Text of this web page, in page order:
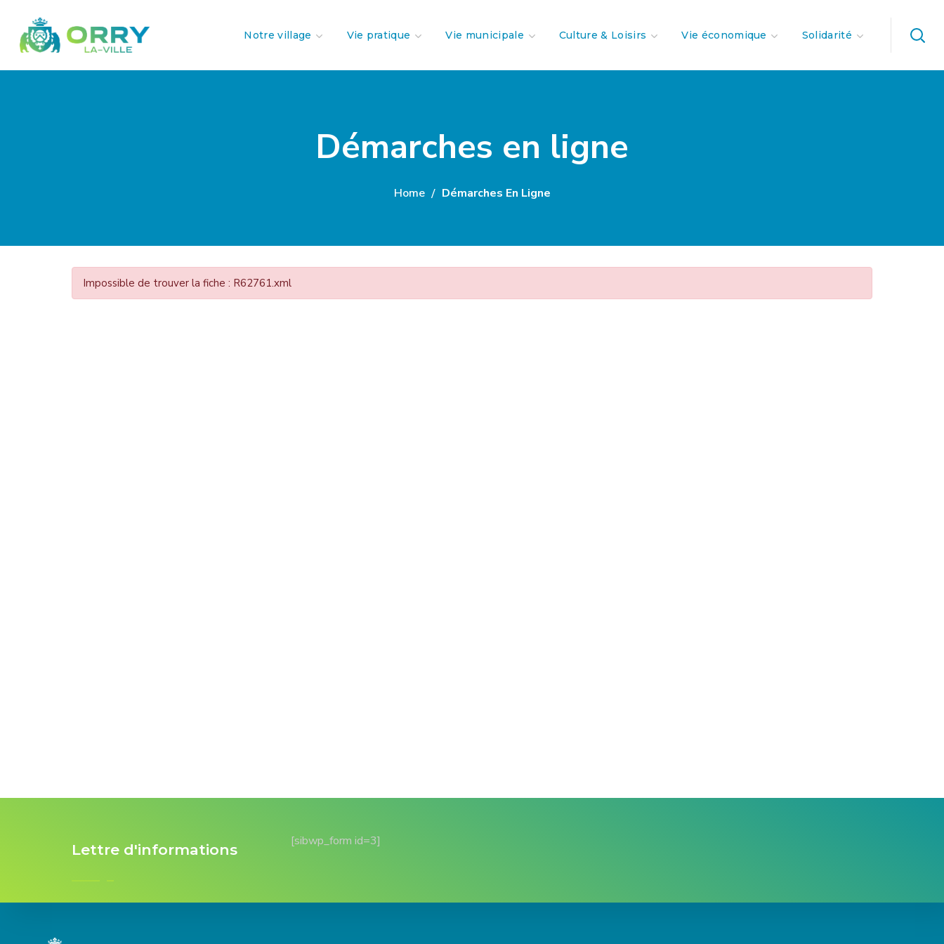
Notre village Vie pratique Vie municipale Culture & Loisirs Vie économique Solidarité
Démarches en ligne
Home Démarches En Ligne
Impossible de trouver la fiche : R62761.xml
Lettre d'informations [sibwp_form id=3]